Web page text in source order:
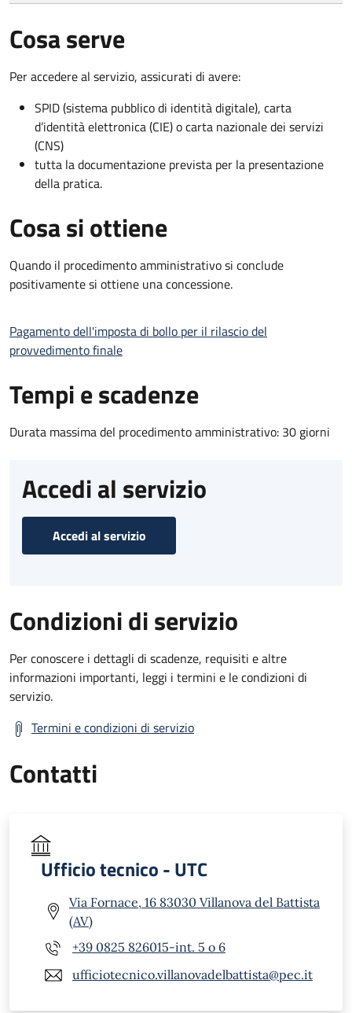
Cosa serve
Per accedere al servizio, assicurati di avere:
SPID (sistema pubblico di identità digitale), carta
d’identità elettronica (CIE) o carta nazionale dei servizi
(CNS)
tutta la documentazione prevista per la presentazione
della pratica.
Cosa si ottiene
Quando il procedimento amministrativo si conclude
positivamente si ottiene una concessione.
Pagamento dell'imposta di bollo per il rilascio del
provvedimento finale
Tempi e scadenze
Durata massima del procedimento amministrativo: 30 giorni
Accedi al servizio
Accedi al servizio
Condizioni di servizio
Per conoscere i dettagli di scadenze, requisiti e altre
informazioni importanti, leggi i termini e le condizioni di
servizio.
Termini e condizioni di servizio
Contatti
Ufficio tecnico - UTC
Via Fornace, 16 83030 Villanova del Battista
(AV)
+39 0825 826015-int. 5 o 6
ufficiotecnico.villanovadelbattista@pec.it